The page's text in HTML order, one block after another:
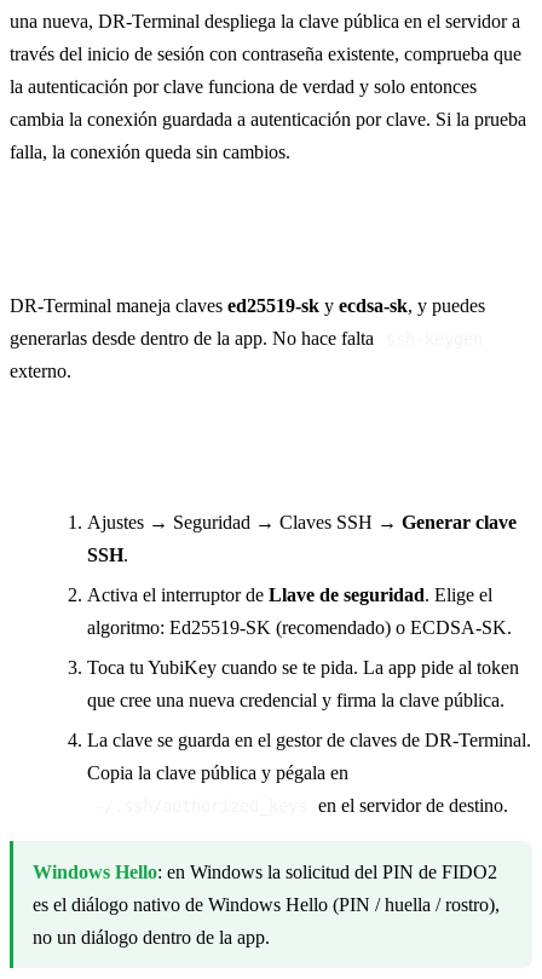
una nueva, DR-Terminal despliega la clave pública en el servidor a
través del inicio de sesión con contraseña existente, comprueba que
la autenticación por clave funciona de verdad y solo entonces
cambia la conexión guardada a autenticación por clave. Si la prueba
falla, la conexión queda sin cambios.
DR-Terminal maneja claves ed25519-sk y ecdsa-sk, y puedes
generarlas desde dentro de la app. No hace falta
externo.
Ajustes → Seguridad → Claves SSH → Generar clave
SSH.
Activa el interruptor de Llave de seguridad. Elige el
algoritmo: Ed25519-SK (recomendado) o ECDSA-SK.
Toca tu YubiKey cuando se te pida. La app pide al token
que cree una nueva credencial y firma la clave pública.
La clave se guarda en el gestor de claves de DR-Terminal.
Copia la clave pública y pégala en
en el servidor de destino.
Windows Hello: en Windows la solicitud del PIN de FIDO2
es el diálogo nativo de Windows Hello (PIN / huella / rostro),
no un diálogo dentro de la app.